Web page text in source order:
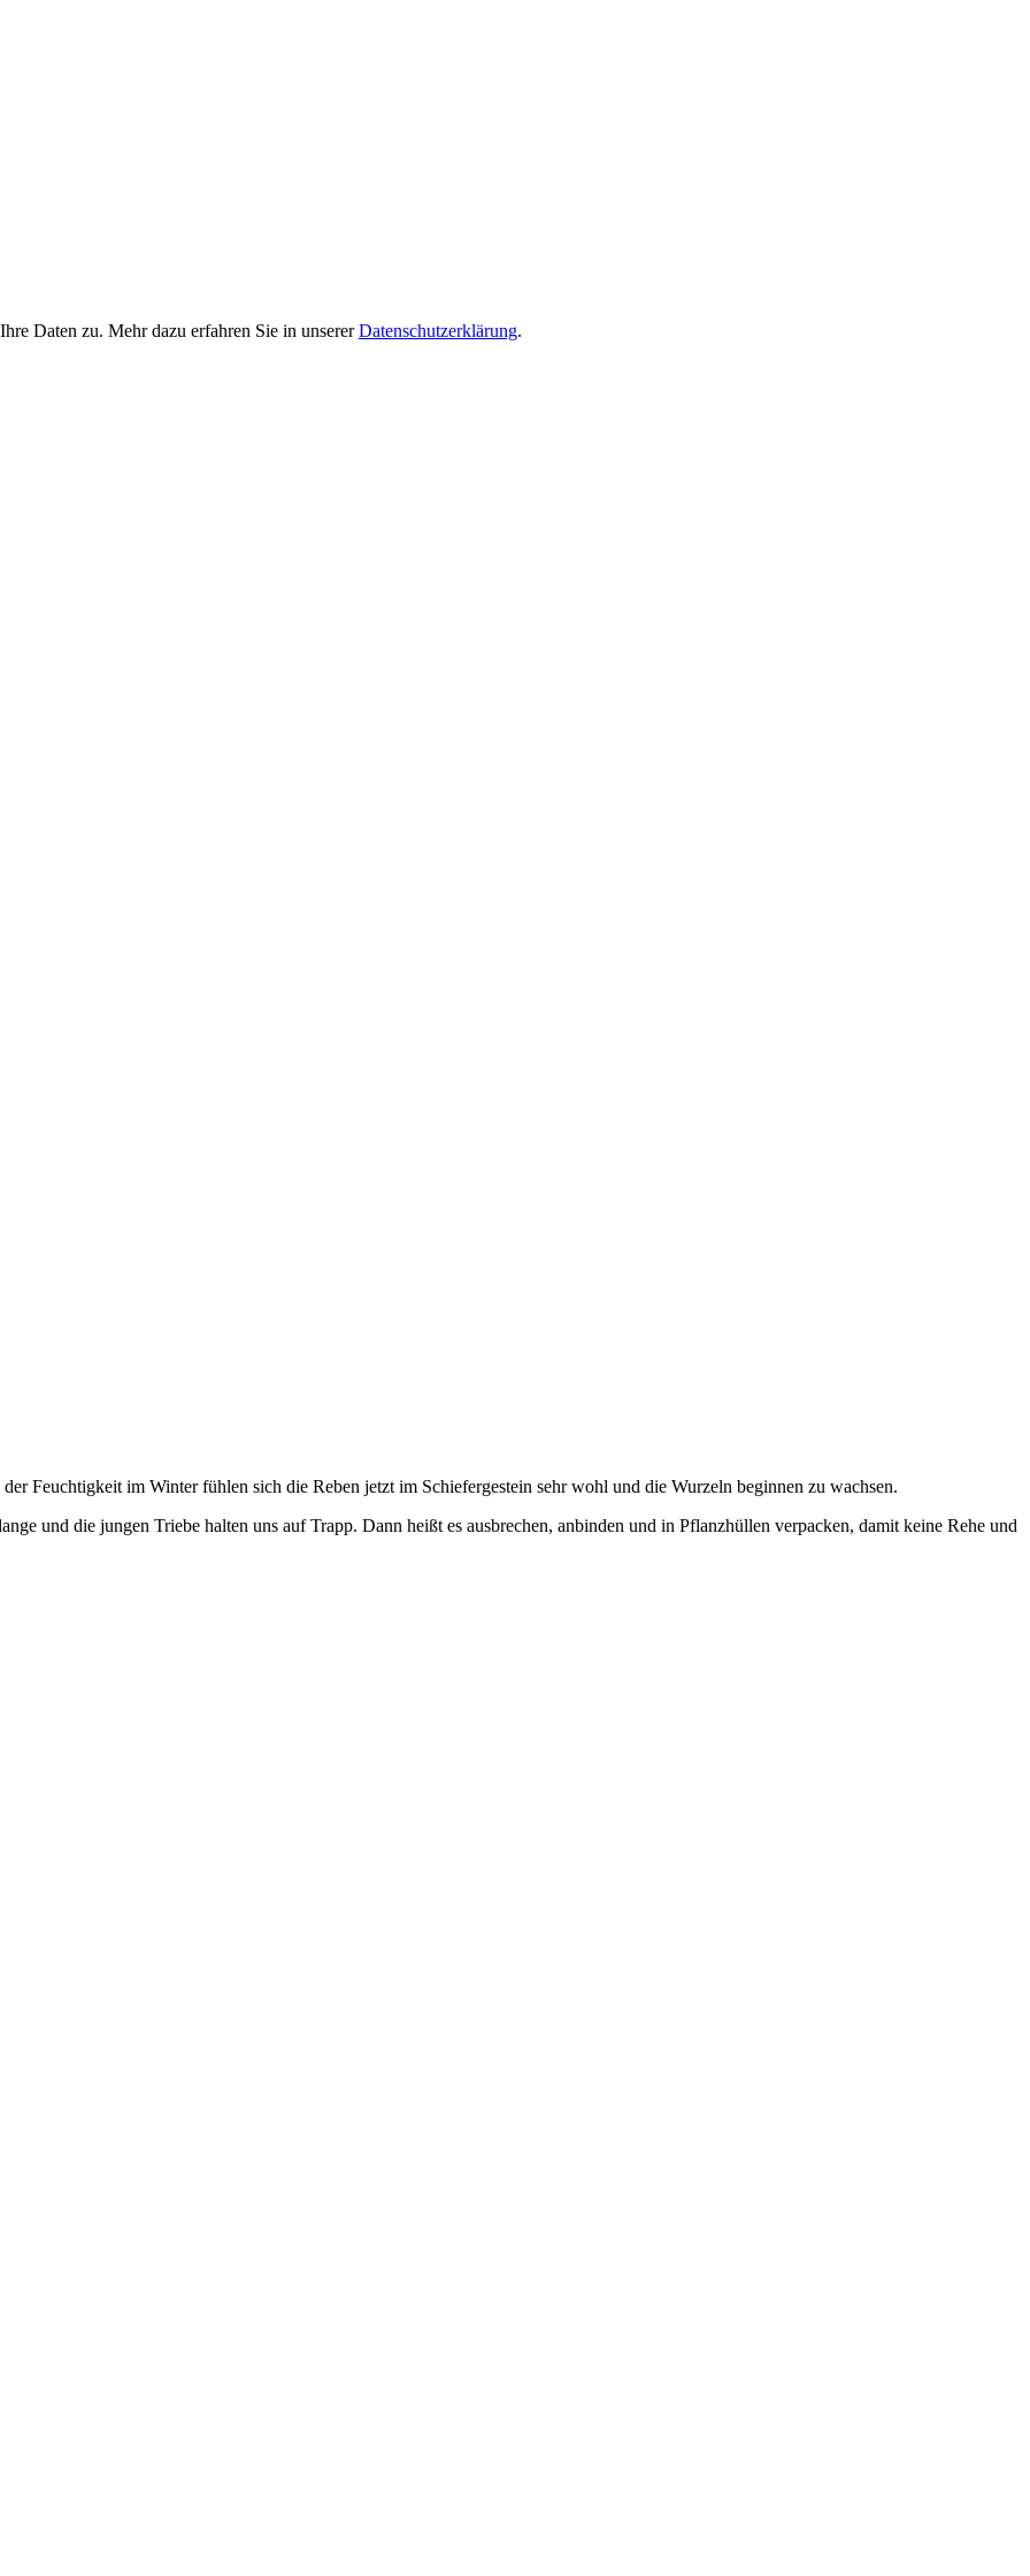
Daten zu. Mehr dazu erfahren Sie in unsererDatenschutzerklärung.
Feuchtigkeit im Winter fühlen sich die Reben jetzt im Schiefergestein sehr wohl und die Wurzeln beginnen zu wachsen.
und die jungen Triebe halten uns auf Trapp. Dann heißt es ausbrechen, anbinden und in Pflanzhüllen verpacken, damit keine Rehe und